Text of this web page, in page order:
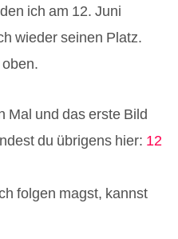
ich am 12. Juni
wieder seinen Platz.
Mal und das erste Bild
du übrigens hier: 12
folgen magst, kannst